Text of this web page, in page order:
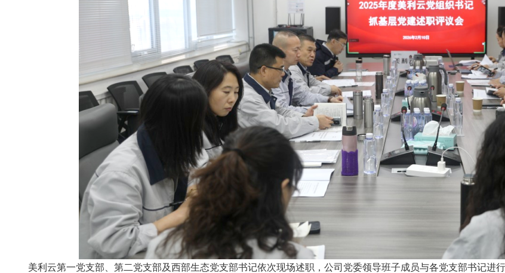
美利云第一党支部、第二党支部及西部生态党支部书记依次现场述职，公司党委领导班子成员与各党支部书记进行